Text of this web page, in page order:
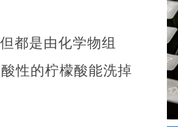
都是由化学物组
性的柠檬酸能洗掉